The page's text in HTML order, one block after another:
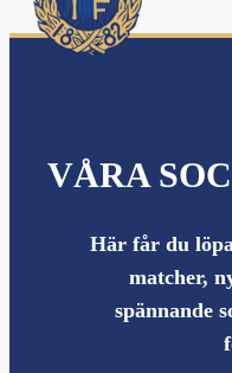
VÅRA
Här får du
matcher,
spännande